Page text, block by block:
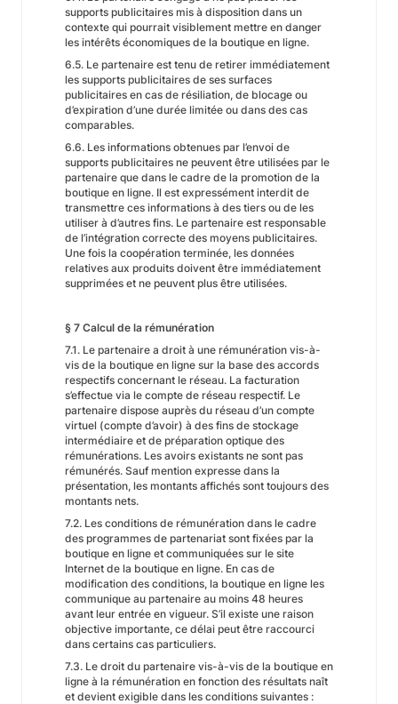
supports publicitaires mis à disposition dans un
contexte qui pourrait visiblement mettre en danger
les intérêts économiques de la boutique en ligne.
6.5. Le partenaire est tenu de retirer immédiatement
les supports publicitaires de ses surfaces
publicitaires en cas de résiliation, de blocage ou
d’expiration d’une durée limitée ou dans des cas
comparables.
6.6. Les informations obtenues par l’envoi de
supports publicitaires ne peuvent être utilisées par le
partenaire que dans le cadre de la promotion de la
boutique en ligne. Il est expressément interdit de
transmettre ces informations à des tiers ou de les
utiliser à d’autres fins. Le partenaire est responsable
de l’intégration correcte des moyens publicitaires.
Une fois la coopération terminée, les données
relatives aux produits doivent être immédiatement
supprimées et ne peuvent plus être utilisées.
§ 7 Calcul de la rémunération
7.1. Le partenaire a droit à une rémunération vis-à-
vis de la boutique en ligne sur la base des accords
respectifs concernant le réseau. La facturation
s’effectue via le compte de réseau respectif. Le
partenaire dispose auprès du réseau d’un compte
virtuel (compte d’avoir) à des fins de stockage
intermédiaire et de préparation optique des
rémunérations. Les avoirs existants ne sont pas
rémunérés. Sauf mention expresse dans la
présentation, les montants affichés sont toujours des
montants nets.
7.2. Les conditions de rémunération dans le cadre
des programmes de partenariat sont fixées par la
boutique en ligne et communiquées sur le site
Internet de la boutique en ligne. En cas de
modification des conditions, la boutique en ligne les
communique au partenaire au moins 48 heures
avant leur entrée en vigueur. S’il existe une raison
objective importante, ce délai peut être raccourci
dans certains cas particuliers.
7.3. Le droit du partenaire vis-à-vis de la boutique en
ligne à la rémunération en fonction des résultats naît
et devient exigible dans les conditions suivantes :